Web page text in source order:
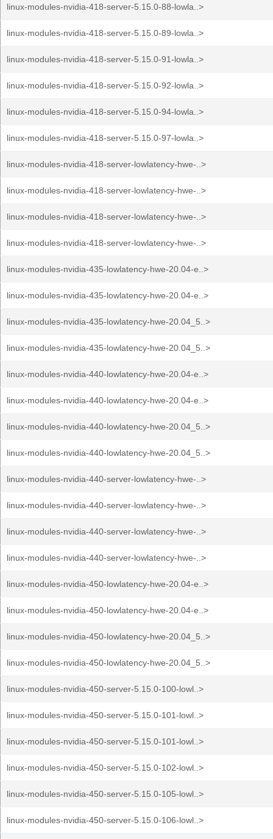
linux-modules-nvidia-418-server-5.15.0-88-lowla..>
linux-modules-nvidia-418-server-5.15.0-89-lowla..>
linux-modules-nvidia-418-server-5.15.0-91-lowla..>
linux-modules-nvidia-418-server-5.15.0-92-lowla..>
linux-modules-nvidia-418-server-5.15.0-94-lowla..>
linux-modules-nvidia-418-server-5.15.0-97-lowla..>
linux-modules-nvidia-418-server-lowlatency-hwe-..>
linux-modules-nvidia-418-server-lowlatency-hwe-..>
linux-modules-nvidia-418-server-lowlatency-hwe-..>
linux-modules-nvidia-418-server-lowlatency-hwe-..>
linux-modules-nvidia-435-lowlatency-hwe-20.04-e..>
linux-modules-nvidia-435-lowlatency-hwe-20.04-e..>
linux-modules-nvidia-435-lowlatency-hwe-20.04_5..>
linux-modules-nvidia-435-lowlatency-hwe-20.04_5..>
linux-modules-nvidia-440-lowlatency-hwe-20.04-e..>
linux-modules-nvidia-440-lowlatency-hwe-20.04-e..>
linux-modules-nvidia-440-lowlatency-hwe-20.04_5..>
linux-modules-nvidia-440-lowlatency-hwe-20.04_5..>
linux-modules-nvidia-440-server-lowlatency-hwe-..>
linux-modules-nvidia-440-server-lowlatency-hwe-..>
linux-modules-nvidia-440-server-lowlatency-hwe-..>
linux-modules-nvidia-440-server-lowlatency-hwe-..>
linux-modules-nvidia-450-lowlatency-hwe-20.04-e..>
linux-modules-nvidia-450-lowlatency-hwe-20.04-e..>
linux-modules-nvidia-450-lowlatency-hwe-20.04_5..>
linux-modules-nvidia-450-lowlatency-hwe-20.04_5..>
linux-modules-nvidia-450-server-5.15.0-100-lowl..>
linux-modules-nvidia-450-server-5.15.0-101-lowl..>
linux-modules-nvidia-450-server-5.15.0-101-lowl..>
linux-modules-nvidia-450-server-5.15.0-102-lowl..>
linux-modules-nvidia-450-server-5.15.0-105-lowl..>
linux-modules-nvidia-450-server-5.15.0-106-lowl..>